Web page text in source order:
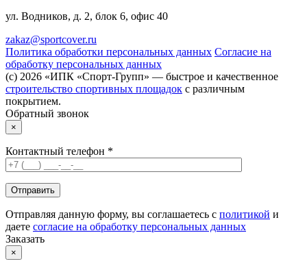
ул. Водников, д. 2, блок 6, офис 40
zakaz@sportcover.ru
Политика обработки персональных данных Согласие на
обработку персональных данных
(c) 2026 «ИПК «Спорт-Групп» — быстрое и качественное
строительство спортивных площадок с различным
покрытием.
Обратный звонок
×
Контактный телефон *
Отправляя данную форму, вы соглашаетесь с политикой и
даете согласие на обработку персональных данных
Заказать
×